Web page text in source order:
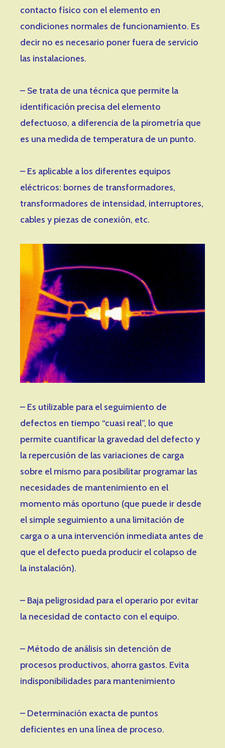
contacto físico con el elemento en
condiciones normales de funcionamiento. Es
decir no es necesario poner fuera de servicio
las instalaciones.
– Se trata de una técnica que permite la
identificación precisa del elemento
defectuoso, a diferencia de la pirometría que
es una medida de temperatura de un punto.
– Es aplicable a los diferentes equipos
eléctricos: bornes de transformadores,
transformadores de intensidad, interruptores,
cables y piezas de conexión, etc.
– Es utilizable para el seguimiento de
defectos en tiempo “cuasi real”, lo que
permite cuantificar la gravedad del defecto y
la repercusión de las variaciones de carga
sobre el mismo para posibilitar programar las
necesidades de mantenimiento en el
momento más oportuno (que puede ir desde
el simple seguimiento a una limitación de
carga o a una intervención inmediata antes de
que el defecto pueda producir el colapso de
la instalación).
– Baja peligrosidad para el operario por evitar
la necesidad de contacto con el equipo.
– Método de análisis sin detención de
procesos productivos, ahorra gastos. Evita
indisponibilidades para mantenimiento
– Determinación exacta de puntos
deficientes en una línea de proceso.